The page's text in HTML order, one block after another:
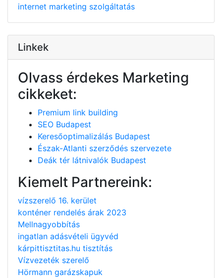
internet marketing szolgáltatás
Linkek
Olvass érdekes Marketing
cikkeket:
Premium link building
SEO Budapest
Keresőoptimalizálás Budapest
Észak-Atlanti szerződés szervezete
Deák tér látnivalók Budapest
Kiemelt Partnereink:
vízszerelő 16. kerület
konténer rendelés árak 2023
Mellnagyobbítás
ingatlan adásvételi ügyvéd
kárpittisztitas.hu tisztítás
Vízvezeték szerelő
Hörmann garázskapuk